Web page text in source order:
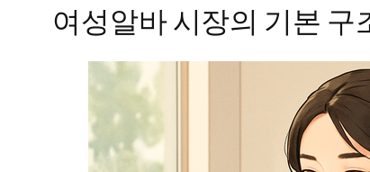
여성알바 시장의 기본 구